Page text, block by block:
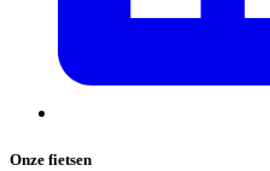
Onze fietsen